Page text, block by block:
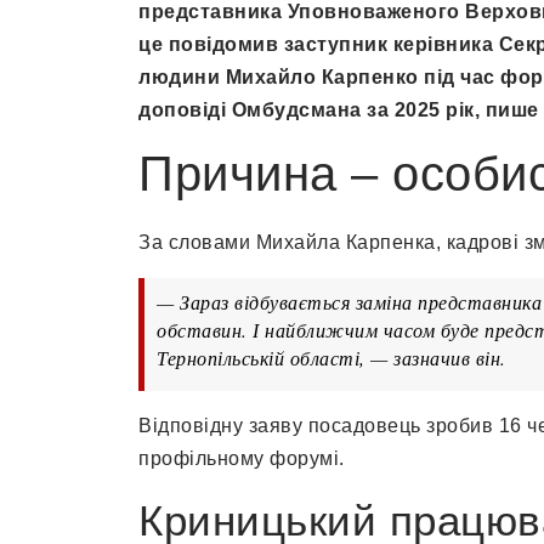
представника Уповноваженого
це повідомив заступник керівника
людини Михайло Карпенко під час
доповіді Омбудсмана за 2025 рік, пише
Причина –
За словами Михайла Карпенка, кадрові
— Зараз відбувається заміна
обставин. І найближчим часом буде
Тернопільській області, — зазначив він.
Відповідну заяву посадовець зробив 16
профільному форумі.
Криницький